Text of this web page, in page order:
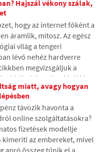
Mi történik ezekkel
után, és ki férhet hozzájuk?
megnézzük, hogyan
a digitális örökség, miért
a hátrahagyottaknak
az adatokkal, és hogyan
rendet az online nyomaink
Hajszál vékony szálak,
hogy az internet főként a
áramlik, mítosz. Az egész
világ a tengeri
lévő nehéz hardverre
megvizsgáljuk a
kábelek technológiáját.
hogyan működnek az
mit jelent azok
lefektetése, és hogyan
óceánok mélyei
harctérré.
miatt, avagy hogyan
távozik havonta a
online szolgáltatásokra?
fizetések modellje
kimeríti az embereket, mivel
apró összeg tűnik el a